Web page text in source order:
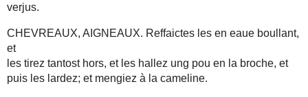
verjus.
CHEVREAUX, AIGNEAUX. Reffaictes les en eaue boullant,
et
les tirez tantost hors, et les hallez ung pou en la broche, et
puis les lardez; et mengiez à la cameline.